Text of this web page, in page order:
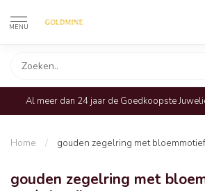
MENU
Al meer dan 24 jaar de Goedkoopste
Home / gouden zegelring met
gouden zegelring met